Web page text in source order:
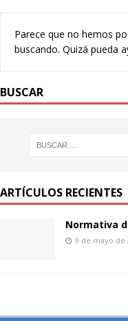
Parece que no hemos
buscando. Quizá pueda
BUSCAR
ARTÍCULOS RECIENTES
Normativa
9 de mayo de